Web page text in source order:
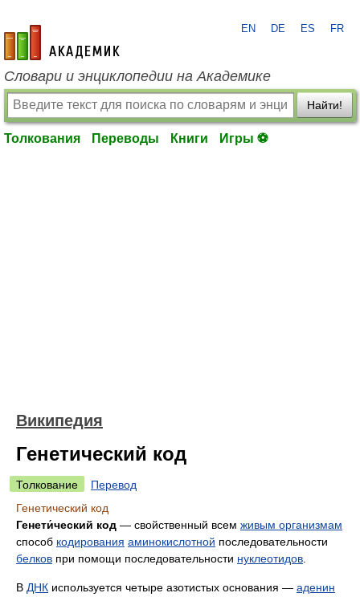
academic.ru
EN DE ES FR
Словари и энциклопедии на Академике
Найти!
Толкования Переводы Книги Игры ⚽
Википедия
Генетический код
Толкование
Перевод
Генетический код
Генети́ческий код — свойственный всем живым организмам
способ кодирования аминокислотной последовательности
белков при помощи последовательности нуклеотидов
В ДНК используется четыре азотистых основания — аденин